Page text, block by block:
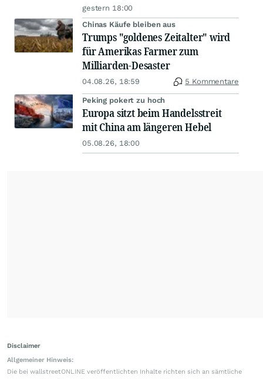
gestern 18:00
Chinas Käufe bleiben aus
Trumps "goldenes Zeitalter" wird
für Amerikas Farmer zum
Milliarden-Desaster
04.08.26, 18:59 5 Kommentare
Peking pokert zu hoch
Europa sitzt beim Handelsstreit
mit China am längeren Hebel
05.08.26, 18:00
Disclaimer
Allgemeiner Hinweis:
Die bei wallstreetONLINE veröffentlichten Inhalte richten sich an sämtliche